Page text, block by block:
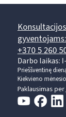
gyventojams:
+370 5 260
Darbo laikas:
Prieššventinę
Kiekvieno
Paklausimas per